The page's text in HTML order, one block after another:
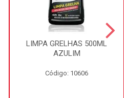
LIMPA GRELHAS 500ML
AZULIM
Código: 10606